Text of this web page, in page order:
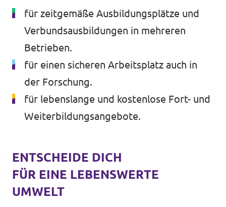
für zeitgemäße Ausbildungsplätze und
Verbundsausbildungen in mehreren
Betrieben.
für einen sicheren Arbeitsplatz auch in
der Forschung.
für lebenslange und kostenlose Fort- und
Weiterbildungsangebote.
ENTSCHEIDE DICH
FÜR EINE LEBENSWERTE
UMWELT